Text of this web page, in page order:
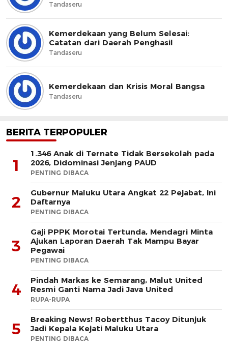
Tandaseru
Kemerdekaan yang Belum Selesai:
Catatan dari Daerah Penghasil
Tandaseru
Kemerdekaan dan Krisis Moral Bangsa
Tandaseru
BERITA TERPOPULER
1
1.346 Anak di Ternate Tidak Bersekolah pada
2026, Didominasi Jenjang PAUD
PENTING DIBACA
2
Gubernur Maluku Utara Angkat 22 Pejabat, Ini
Daftarnya
PENTING DIBACA
3
Gaji PPPK Morotai Tertunda, Mendagri Minta
Ajukan Laporan Daerah Tak Mampu Bayar
Pegawai
PENTING DIBACA
4
Pindah Markas ke Semarang, Malut United
Resmi Ganti Nama Jadi Java United
RUPA-RUPA
5
Breaking News! Robertthus Tacoy Ditunjuk
Jadi Kepala Kejati Maluku Utara
PENTING DIBACA